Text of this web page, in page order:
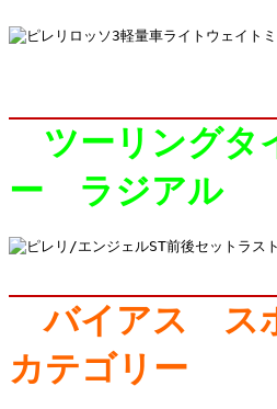
ツーリングタ
ー ラジアル
バイアス ス
カテゴリー